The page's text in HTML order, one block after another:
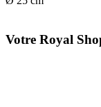
Votre Royal